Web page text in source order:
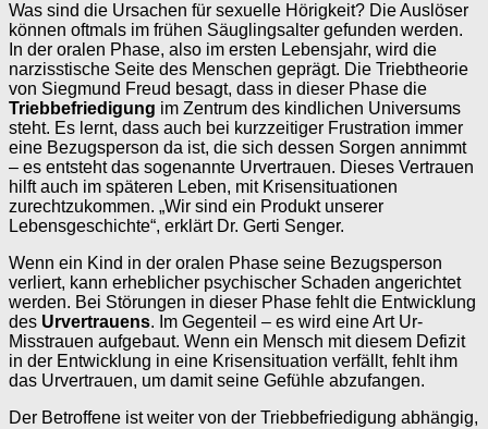
Was sind die Ursachen für sexuelle Hörigkeit? Die Auslöser
können oftmals im frühen Säuglingsalter gefunden werden.
In der oralen Phase, also im ersten Lebensjahr, wird die
narzisstische Seite des Menschen geprägt. Die Triebtheorie
von Siegmund Freud besagt, dass in dieser Phase die
Triebbefriedigung im Zentrum des kindlichen Universums
steht. Es lernt, dass auch bei kurzzeitiger Frustration immer
eine Bezugsperson da ist, die sich dessen Sorgen annimmt
– es entsteht das sogenannte Urvertrauen. Dieses Vertrauen
hilft auch im späteren Leben, mit Krisensituationen
zurechtzukommen. „Wir sind ein Produkt unserer
Lebensgeschichte“, erklärt Dr. Gerti Senger.
Wenn ein Kind in der oralen Phase seine Bezugsperson
verliert, kann erheblicher psychischer Schaden angerichtet
werden. Bei Störungen in dieser Phase fehlt die Entwicklung
des Urvertrauens. Im Gegenteil – es wird eine Art Ur-
Misstrauen aufgebaut. Wenn ein Mensch mit diesem Defizit
in der Entwicklung in eine Krisensituation verfällt, fehlt ihm
das Urvertrauen, um damit seine Gefühle abzufangen.
Der Betroffene ist weiter von der Triebbefriedigung abhängig,